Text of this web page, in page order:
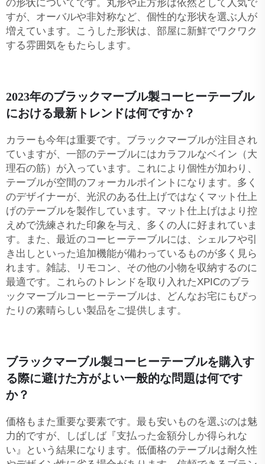
の形状についてです。丸形や正方形は依然として人気で
すが、オーバルや非対称など、個性的な形状を選ぶ人が
増えています。こうした形状は、部屋に新鮮でワクワク
する雰囲気をもたらします。
2023年のブラックマーブル製コーヒーテーブル
における最新トレンドは何ですか？
カラーも今年は重要です。ブラックマーブルが注目され
ていますが、一部のテーブルにはカラフルなベイン（大
理石の筋）が入っています。これにより個性が加わり、
テーブルが空間のフォーカルポイントになります。多く
のデザイナーが、光沢のある仕上げではなくマット仕上
げのテーブルを製作しています。マット仕上げはより控
えめで洗練された印象を与え、多くの人に好まれていま
す。また、最近のコーヒーテーブルには、シェルフや引
き出しといった追加機能が備わっているものが多く見ら
れます。雑誌、リモコン、その他の小物を収納するのに
最適です。これらのトレンドを取り入れたXPICのブラ
ックマーブルコーヒーテーブルは、どんなお宅にもぴっ
たりの素晴らしい製品をご提供します。
ブラックマーブル製コーヒーテーブルを購入す
る際に避けた方がよい一般的な問題は何です
か？
価格もまた重要な要素です。最も安いものを選ぶのは魅
力的ですが、しばしば『支払った金額分しか得られな
い』という結果になります。低価格のテーブルは耐久性